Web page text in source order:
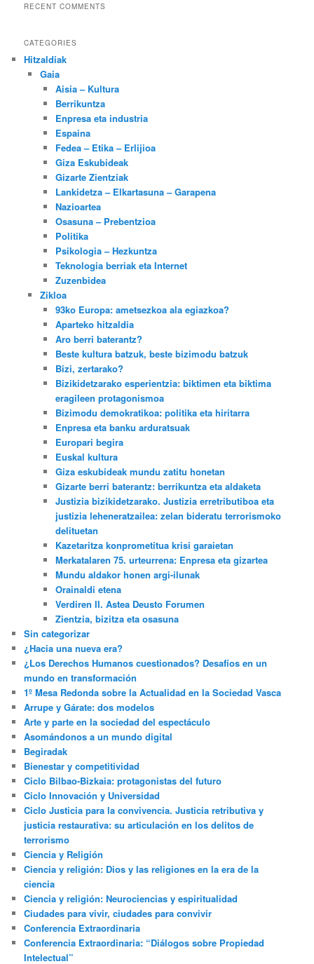
RECENT COMMENTS
CATEGORIES
Hitzaldiak
Gaia
Aisia – Kultura
Berrikuntza
Enpresa eta industria
Espaina
Fedea – Etika – Erlijioa
Giza Eskubideak
Gizarte Zientziak
Lankidetza – Elkartasuna – Garapena
Nazioartea
Osasuna – Prebentzioa
Politika
Psikologia – Hezkuntza
Teknologia berriak eta Internet
Zuzenbidea
Zikloa
93ko Europa: ametsezkoa ala egiazkoa?
Aparteko hitzaldia
Aro berri baterantz?
Beste kultura batzuk, beste bizimodu batzuk
Bizi, zertarako?
Bizikidetzarako esperientzia: biktimen eta biktima
eragileen protagonismoa
Bizimodu demokratikoa: politika eta hiritarra
Enpresa eta banku arduratsuak
Europari begira
Euskal kultura
Giza eskubideak mundu zatitu honetan
Gizarte berri baterantz: berrikuntza eta aldaketa
Justizia bizikidetzarako. Justizia erretributiboa eta
justizia leheneratzailea: zelan bideratu terrorismoko
delituetan
Kazetaritza konprometitua krisi garaietan
Merkatalaren 75. urteurrena: Enpresa eta gizartea
Mundu aldakor honen argi-ilunak
Orainaldi etena
Verdiren II. Astea Deusto Forumen
Zientzia, bizitza eta osasuna
Sin categorizar
¿Hacia una nueva era?
¿Los Derechos Humanos cuestionados? Desafíos en un
mundo en transformación
1º Mesa Redonda sobre la Actualidad en la Sociedad Vasca
Arrupe y Gárate: dos modelos
Arte y parte en la sociedad del espectáculo
Asomándonos a un mundo digital
Begiradak
Bienestar y competitividad
Ciclo Bilbao-Bizkaia: protagonistas del futuro
Ciclo Innovación y Universidad
Ciclo Justicia para la convivencia. Justicia retributiva y
justicia restaurativa: su articulación en los delitos de
terrorismo
Ciencia y Religión
Ciencia y religión: Dios y las religiones en la era de la
ciencia
Ciencia y religión: Neurociencias y espiritualidad
Ciudades para vivir, ciudades para convivir
Conferencia Extraordinaria
Conferencia Extraordinaria: “Diálogos sobre Propiedad
Intelectual”